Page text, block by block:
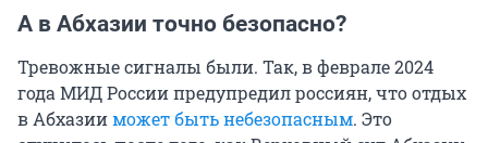
А в Абхазии точно безопасно?
Тревожные сигналы были. Так, в феврале 2024
года МИД России предупредил россиян, что отдых
в Абхазииможет быть небезопасным. Это